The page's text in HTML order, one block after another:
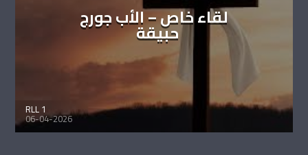
لقاء خاص – الأب جورج
حبيقة
RLL 1
06-04-2026